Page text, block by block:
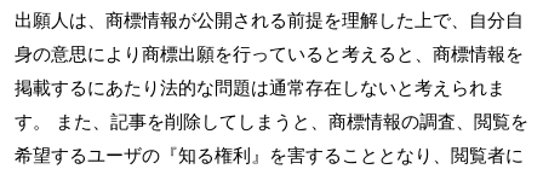
出願人は、商標情報が公開される前提を理解した上で、自分自
身の意思により商標出願を行っていると考えると、商標情報を
掲載するにあたり法的な問題は通常存在しないと考えられま
す。 また、記事を削除してしまうと、商標情報の調査、閲覧を
希望するユーザの『知る権利』を害することとなり、閲覧者に